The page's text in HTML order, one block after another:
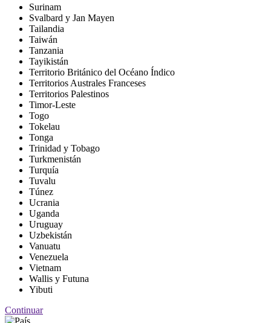
Surinam
Svalbard y Jan Mayen
Tailandia
Taiwán
Tanzania
Tayikistán
Territorio Británico del Océano Índico
Territorios Australes Franceses
Territorios Palestinos
Timor-Leste
Togo
Tokelau
Tonga
Trinidad y Tobago
Turkmenistán
Turquía
Tuvalu
Túnez
Ucrania
Uganda
Uruguay
Uzbekistán
Vanuatu
Venezuela
Vietnam
Wallis y Futuna
Yibuti
Continuar